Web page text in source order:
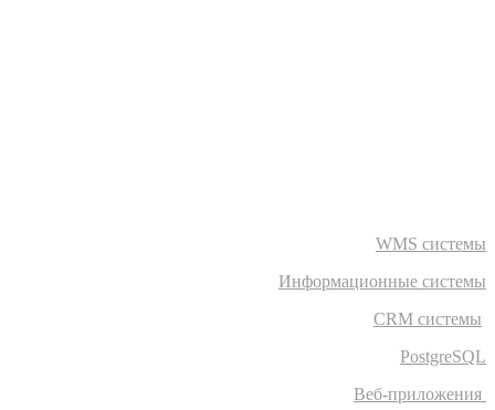
WMS системы
Информационные системы
CRM системы
PostgreSQL
Веб-приложения